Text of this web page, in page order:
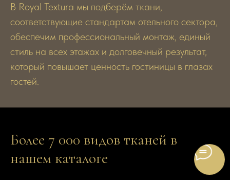
В Royal Textura мы подберём ткани,
соответствующие стандартам отельного сектора,
обеспечим профессиональный монтаж, единый
стиль на всех этажах и долговечный результат,
который повышает ценность гостиницы в глазах
гостей.
Более 7 000 видов тканей в
нашем каталоге